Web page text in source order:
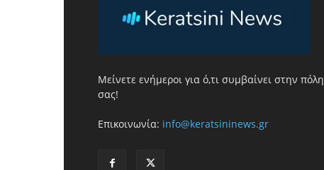
Μείνετε ενήμεροι για ό,τι συμβαίνει στην πόλη
σας!
Επικοινωνία: info@keratsininews.gr